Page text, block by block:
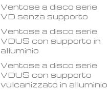
Ventose a disco serie
VD senza supporto
Ventose a disco serie
VDUS con supporto in
alluminio
Ventose a disco serie
VDUS con supporto
vulcanizzato in alluminio